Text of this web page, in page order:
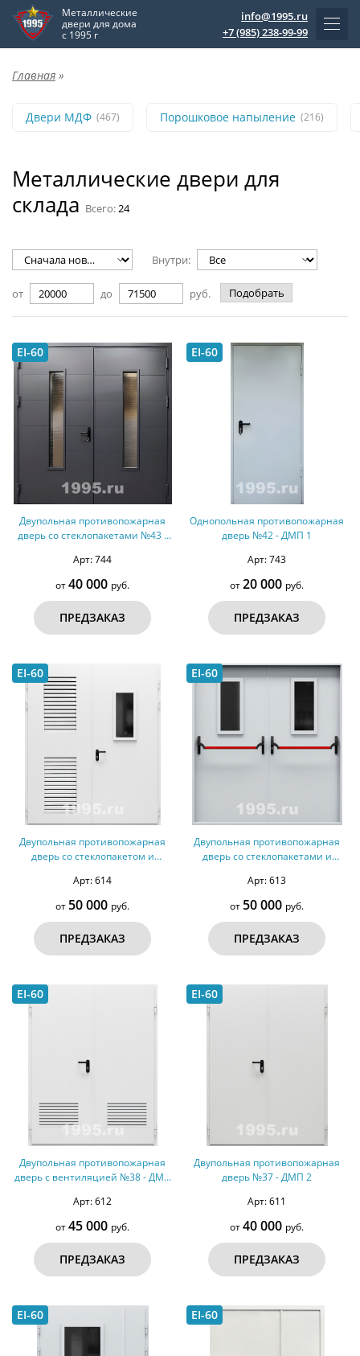
Металлические
двери для дома
с 1995 г
info@1995.ru
+7 (985) 238-99-99
Главная »
Двери МДФ (467) Порошковое напыление (216)
Металлические двери для
склада Всего:24
Внутри:
от до руб. Подобрать
EI-60
Двупольная противопожарная
дверь со стеклопакетами №43 -
Арт: 744
от40 000 руб.
ПРЕДЗАКАЗ
EI-60
Однопольная противопожарная
дверь №42 - ДМП 1
Арт: 743
от20 000 руб.
ПРЕДЗАКАЗ
EI-60
Двупольная противопожарная
дверь со стеклопакетом и
Арт: 614
от 50 000 руб.
ПРЕДЗАКАЗ
EI-60
Двупольная противопожарная
дверь со стеклопакетами и
ДМПС 2
Арт: 613
от 50 000 руб.
ПРЕДЗАКАЗ
EI-60
Двупольная противопожарная
дверь с вентиляцией №38 - ДМП
Арт: 612
от45 000 руб.
ПРЕДЗАКАЗ
EI-60
Двупольная противопожарная
дверь №37 - ДМП 2
Арт: 611
от40 000 руб.
ПРЕДЗАКАЗ
EI-60 EI-60